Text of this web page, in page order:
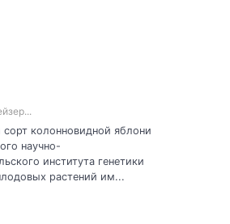
сорт колонновидной яблони
научно-
института генетики
растений им...